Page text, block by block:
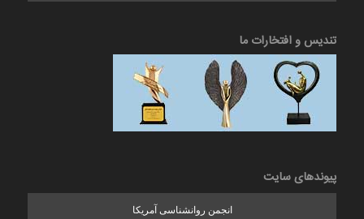
تندیس و افتخارات ما
پیوندهای سایت
انجمن روانشناسی آمریکا